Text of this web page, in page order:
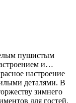
пушистым
и…
настроение
деталями. В
зимнего
для гостей.